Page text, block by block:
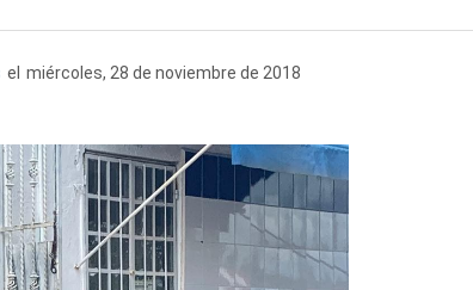
el miércoles, 28 de noviembre de 2018